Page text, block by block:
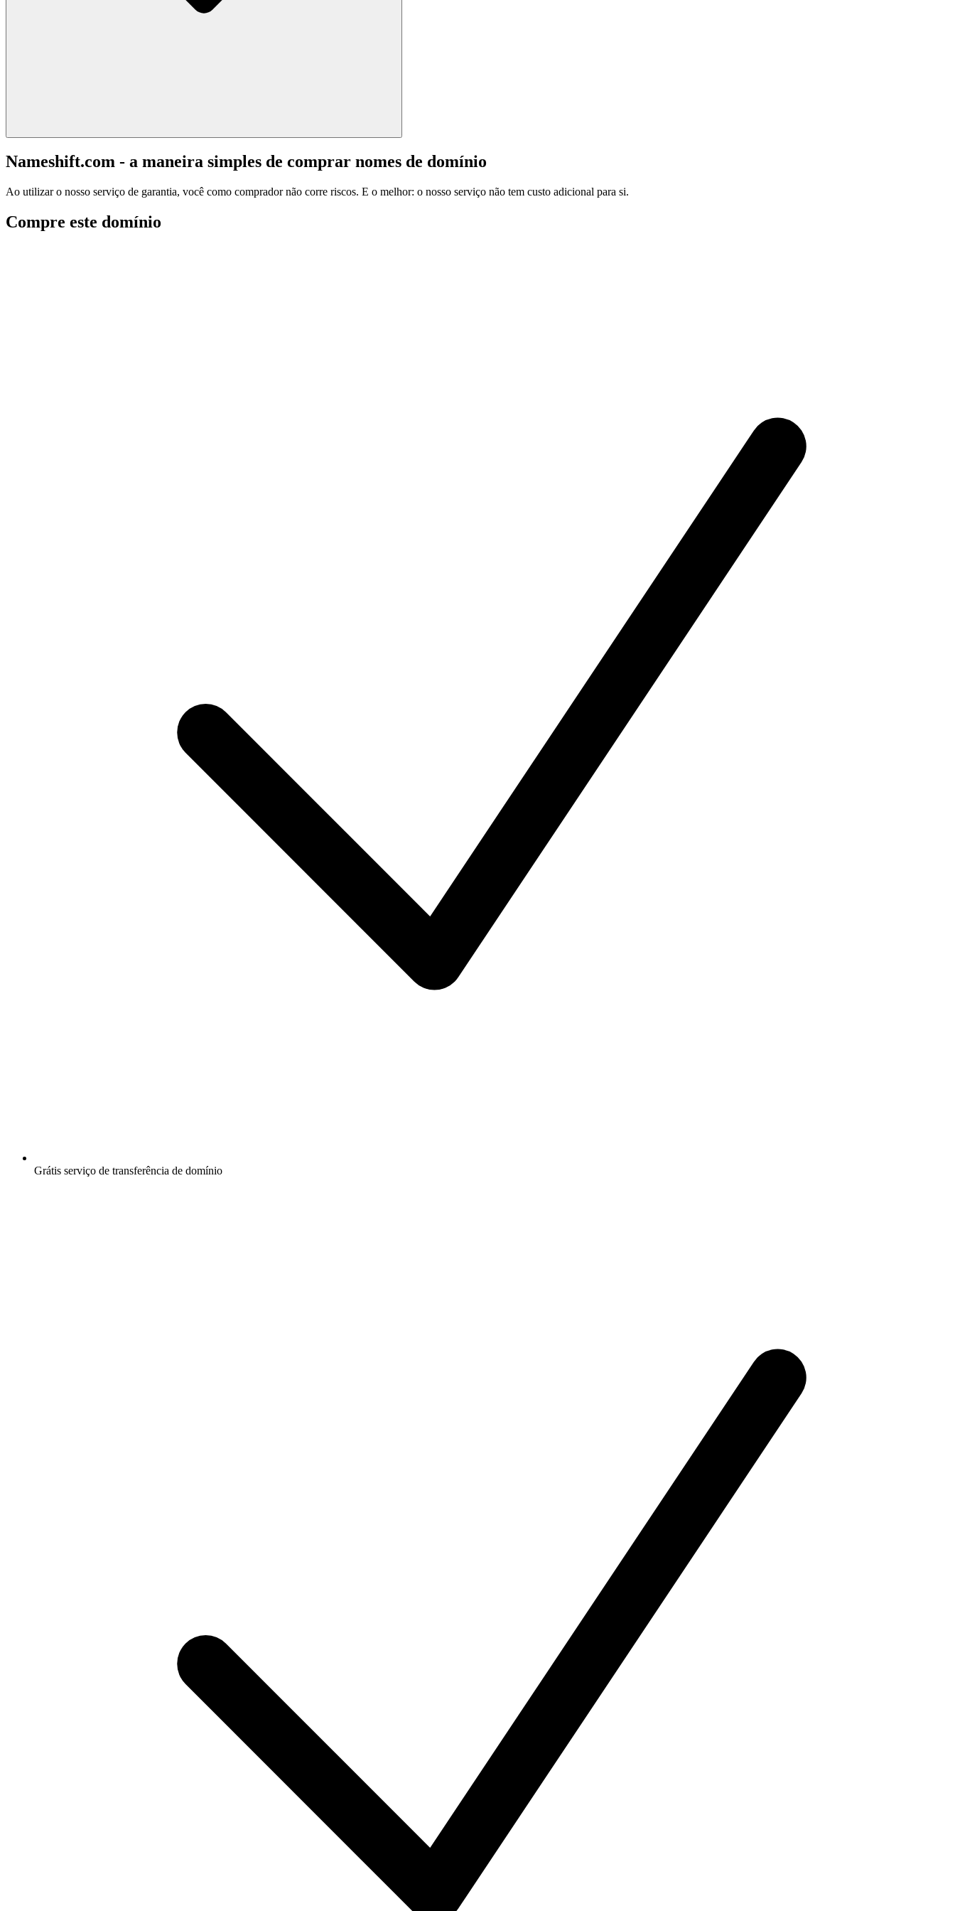
Nameshift.com - a maneira simples de comprar nomes de domínio
Ao utilizar o nosso serviço de garantia, você como comprador não corre riscos. E o melhor: o nosso serviço não tem custo adicional para si.
Compre este domínio
Grátis serviço de transferência de domínio